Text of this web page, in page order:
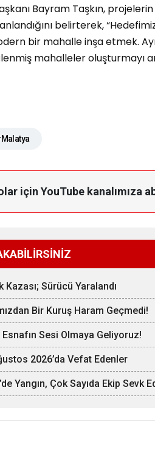
Bayram Taşkın,
belirterek,
bir mahalle inşa etmek.
mahalleler oluşturmayı
için YouTube kanalımıza
Kazası; Sürücü Yaralandı
Bir Kuruş Haram Geçmedi!
Sesi Olmaya Geliyoruz!
2026’da Vefat Edenler
Yangın, Çok Sayıda Ekip Sevk